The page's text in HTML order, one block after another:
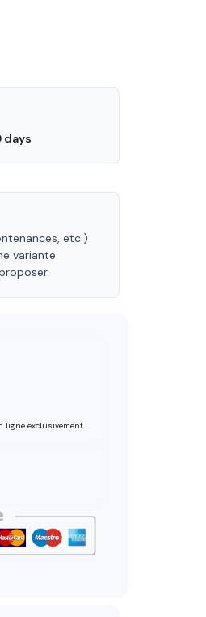
days
etc.)
variante
ligne exclusivement.